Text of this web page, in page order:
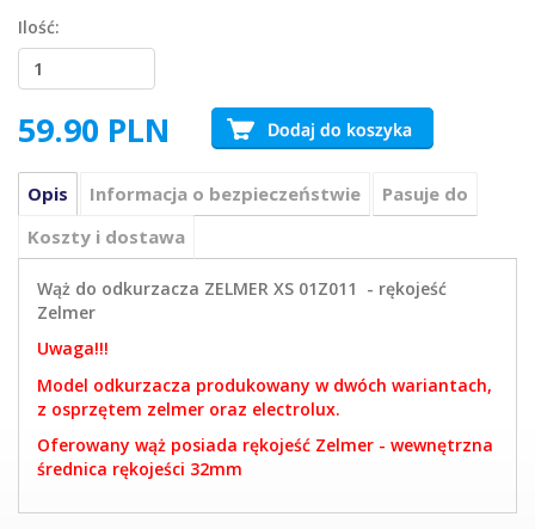
Ilość:
59.90 PLN
Opis Informacja o bezpieczeństwie
Pasuje do
Koszty i dostawa
Wąż do odkurzacza ZELMER XS 01Z011 - rękojeść
Zelmer
Uwaga!!!
Model odkurzacza produkowany w dwóch wariantach,
z osprzętem zelmer oraz electrolux.
Oferowany wąż posiada rękojeść Zelmer - wewnętrzna
średnica rękojeści 32mm